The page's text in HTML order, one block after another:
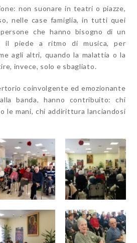
non suonare in teatri o piazze,
nelle case famiglia, in tutti quei
che hanno bisogno di un
il piede a ritmo di musica, per
agli altri, quando la malattia o la
invece, solo e sbagliato.
coinvolgente ed emozionante
banda, hanno contribuito: chi
le mani, chi addirittura lanciandosi